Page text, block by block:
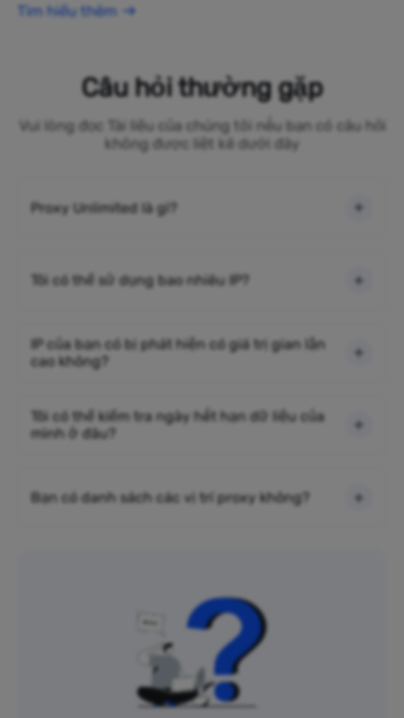
Tìm hiểu thêm
Câu hỏi thường gặp
Vui lòng đọc Tài liệu của chúng tôi nếu bạn có câu hỏi
không được liệt kê dưới đây
Proxy Unlimited là gì?
Tôi có thể sử dụng bao nhiêu IP?
IP của bạn có bị phát hiện có giá trị gian lận
cao không?
Tôi có thể kiểm tra ngày hết hạn dữ liệu của
mình ở đâu?
Bạn có danh sách các vị trí proxy không?